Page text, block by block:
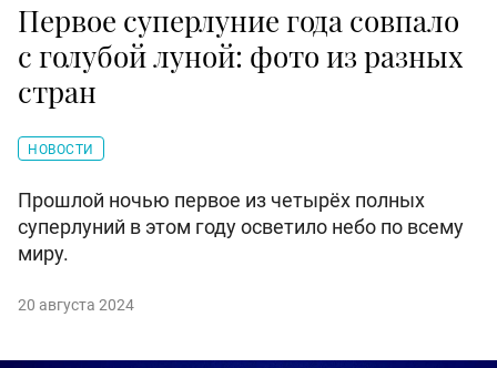
Первое суперлуние года совпало
с голубой луной: фото из разных
стран
НОВОСТИ
Прошлой ночью первое из четырёх полных
суперлуний в этом году осветило небо по всему
миру.
20 августа 2024